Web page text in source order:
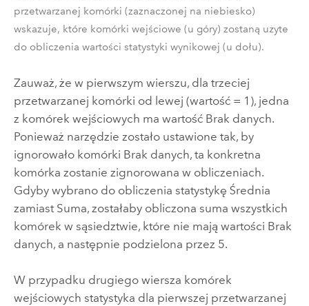
przetwarzanej komórki (zaznaczonej na niebiesko)
wskazuje, które komórki wejściowe (u góry) zostaną użyte
do obliczenia wartości statystyki wynikowej (u dołu).
Zauważ, że w pierwszym wierszu, dla trzeciej
przetwarzanej komórki od lewej (wartość = 1), jedna
z komórek wejściowych ma wartość Brak danych.
Ponieważ narzędzie zostało ustawione tak, by
ignorowało komórki Brak danych, ta konkretna
komórka zostanie zignorowana w obliczeniach.
Gdyby wybrano do obliczenia statystykę Średnia
zamiast Suma, zostałaby obliczona suma wszystkich
komórek w sąsiedztwie, które nie mają wartości Brak
danych, a następnie podzielona przez 5.
W przypadku drugiego wiersza komórek
wejściowych statystyka dla pierwszej przetwarzanej